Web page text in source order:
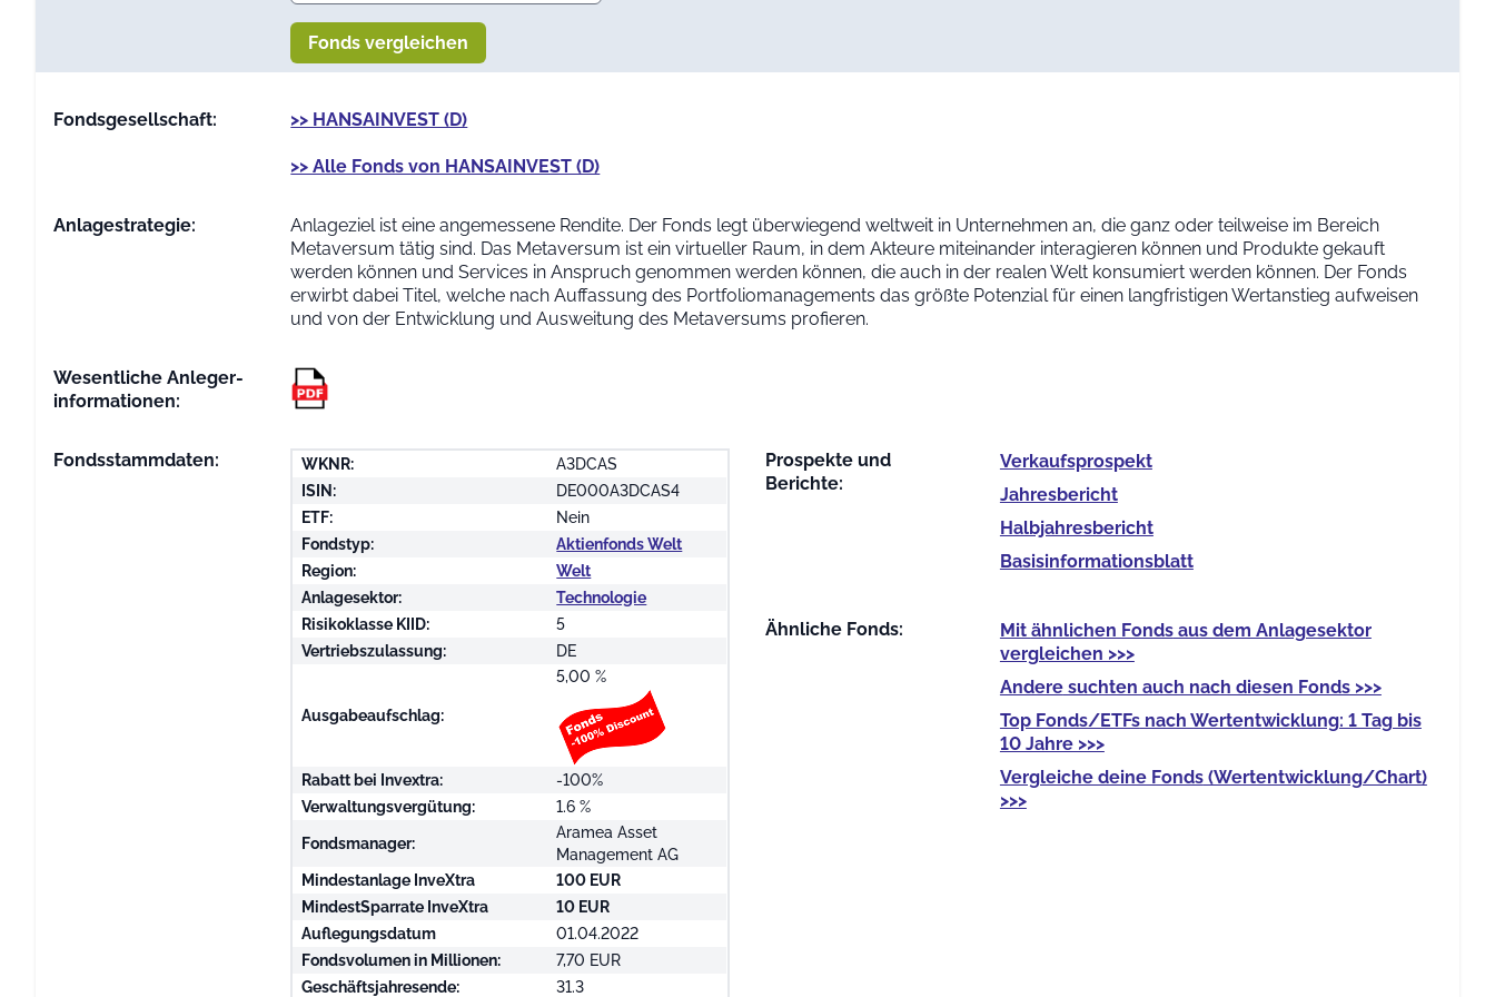
Fonds vergleichen
Fondsgesellschaft: >> HANSAINVEST (D)
>> Alle Fonds von HANSAINVEST (D)
Anlage­strategie:
Anlageziel ist eine angemessene Rendite. Der Fonds legt überwiegend weltweit in Unternehmen an, die ganz oder teilweise im Bereich
Metaversum tätig sind. Das Metaversum ist ein virtueller Raum, in dem Akteure miteinander interagieren können und Produkte gekauft
werden können und Services in Anspruch genommen werden können, die auch in der realen Welt konsumiert werden können. Der Fonds
erwirbt dabei Titel, welche nach Auffassung des Portfoliomanagements das größte Potenzial für einen langfristigen Wertanstieg aufweisen
und von der Entwicklung und Ausweitung des Metaversums profieren.
Wesentliche Anleger­
informationen:
Fondsstammdaten: WKNR:
A3DCAS
ISIN:
DE000A3DCAS4
ETF:
Nein
Fondstyp:
Aktienfonds Welt
Region:
Welt
Anlagesektor:
Technologie
Risikoklasse KIID:
5
Vertriebszulassung:
DE
Ausgabeaufschlag:
5,00 %
Rabatt bei Invextra:
-100%
Verwaltungsvergütung:
1.6 %
Fondsmanager:
Aramea Asset
Management AG
Mindestanlage InveXtra
100 EUR
MindestSparrate InveXtra
10 EUR
Auflegungsdatum
01.04.2022
Fondsvolumen in Millionen:
7,70 EUR
Geschäftsjahresende:
31.3
Prospekte und
Berichte:
Verkaufs­prospekt
Jahres­bericht
Halb­jahres­bericht
Basis­informationsblatt
Ähnliche Fonds: Mit ähnlichen Fondsaus dem Anlagesektor
vergleichen >>>
Anderesuchten auch nach diesen Fonds >>>
Top Fonds/ETFsnach Wertentwicklung: 1 Tag bis
10 Jahre >>>
Vergleiche deine Fonds(Wertentwicklung/Chart)
>>>